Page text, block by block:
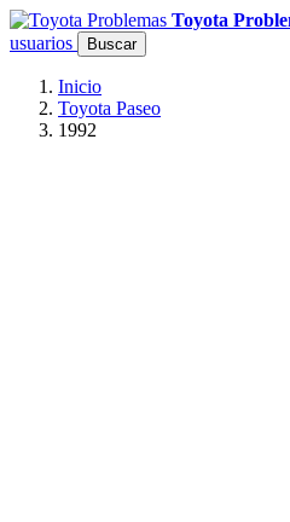
Toyota
usuarios
Buscar
Inicio
Toyota Paseo
1992